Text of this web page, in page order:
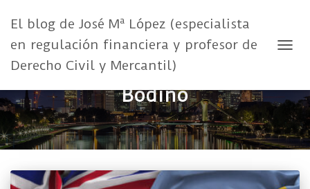
El blog de José Mª López (especialista
en regulación financiera y profesor de
Derecho Civil y Mercantil)
Bodino